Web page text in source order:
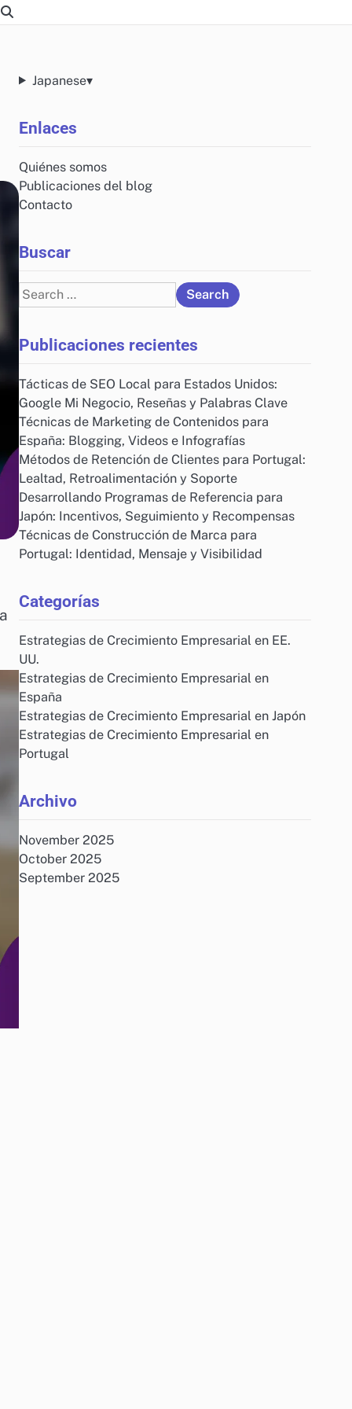
Japanese▾
Enlaces
Quiénes somos
Publicaciones del blog
Contacto
Buscar
Search
for:
Publicaciones recientes
Tácticas de SEO Local para Estados Unidos:
Google Mi Negocio, Reseñas y Palabras Clave
Técnicas de Marketing de Contenidos para
España: Blogging, Videos e Infografías
Métodos de Retención de Clientes para Portugal:
Lealtad, Retroalimentación y Soporte
Desarrollando Programas de Referencia para
Japón: Incentivos, Seguimiento y Recompensas
Técnicas de Construcción de Marca para
Portugal: Identidad, Mensaje y Visibilidad
Categorías
Estrategias de Crecimiento Empresarial en EE.
UU.
Estrategias de Crecimiento Empresarial en
España
Estrategias de Crecimiento Empresarial en Japón
Estrategias de Crecimiento Empresarial en
Portugal
Archivo
November 2025
October 2025
September 2025